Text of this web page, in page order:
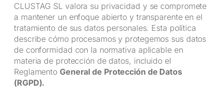
CLUSTAG SL valora su privacidad y se compromete
a mantener un enfoque abierto y transparente en el
tratamiento de sus datos personales. Esta política
describe cómo procesamos y protegemos sus datos
de conformidad con la normativa aplicable en
materia de protección de datos, incluido el
Reglamento General de Protección de Datos
(RGPD).